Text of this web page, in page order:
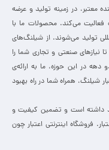
معتبر، در زمینه تولید و عرضه
فعالیت می‌کند. محصولات ما با
تولید می‌شوند. از شیلنگ‌های
نیازهای صنعتی و تجاری شما را
در این حوزه، ما به ارائه‌ی
شیلنگ، همراه شما در راه بهبود
داشته است و تضمین کیفیت و
فروشگاه اینترنتی اعتبار چون